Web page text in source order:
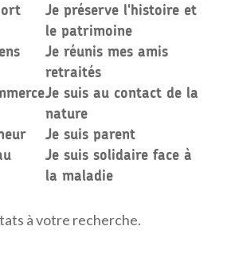
Je préserve l'histoire et
le patrimoine
Je réunis mes amis
retraités
Je suis au contact de la
nature
Je suis parent
Je suis solidaire face à
la maladie
à votre recherche.